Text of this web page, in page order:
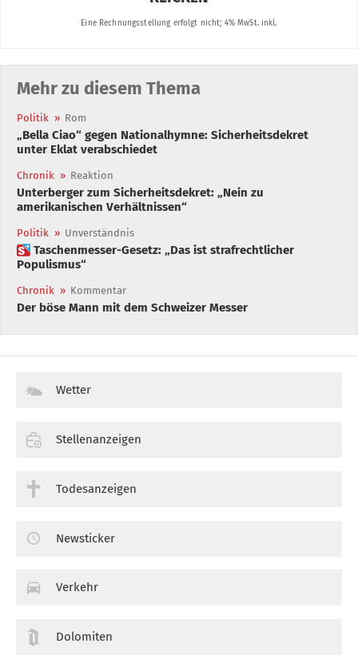
Mehr zu diesem Thema
Politik » Rom
„Bella Ciao“ gegen Nationalhymne: Sicherheitsdekret
unter Eklat verabschiedet
Chronik » Reaktion
Unterberger zum Sicherheitsdekret: „Nein zu
amerikanischen Verhältnissen“
Politik » Unverständnis
 Taschenmesser-Gesetz: „Das ist strafrechtlicher
Populismus“
Chronik » Kommentar
Der böse Mann mit dem Schweizer Messer
Wetter
Stellenanzeigen
Todesanzeigen
Newsticker
Verkehr
Dolomiten